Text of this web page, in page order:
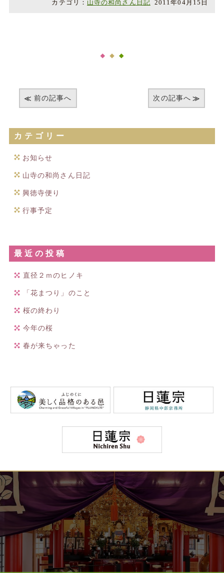
カテゴリ： 山寺の和尚さん日記 2011年04月15日
前の記事へ 次の記事へ
カテゴリー
お知らせ
山寺の和尚さん日記
興徳寺便り
行事予定
最近の投稿
直径２ｍのヒノキ
「花まつり」のこと
桜の終わり
今年の桜
春が来ちゃった